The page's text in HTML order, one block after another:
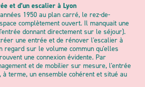
et d’un escalier à Lyon
1950 au plan carré, le rez-de-
complètement ouvert. Il manquait une
donnant directement sur le séjour).
une entrée et de rénover l'escalier à
regard sur le volume commun qu'elles
une connexion évidente. Par
et de mobilier sur mesure, l'entrée
à terme, un ensemble cohérent et situé au